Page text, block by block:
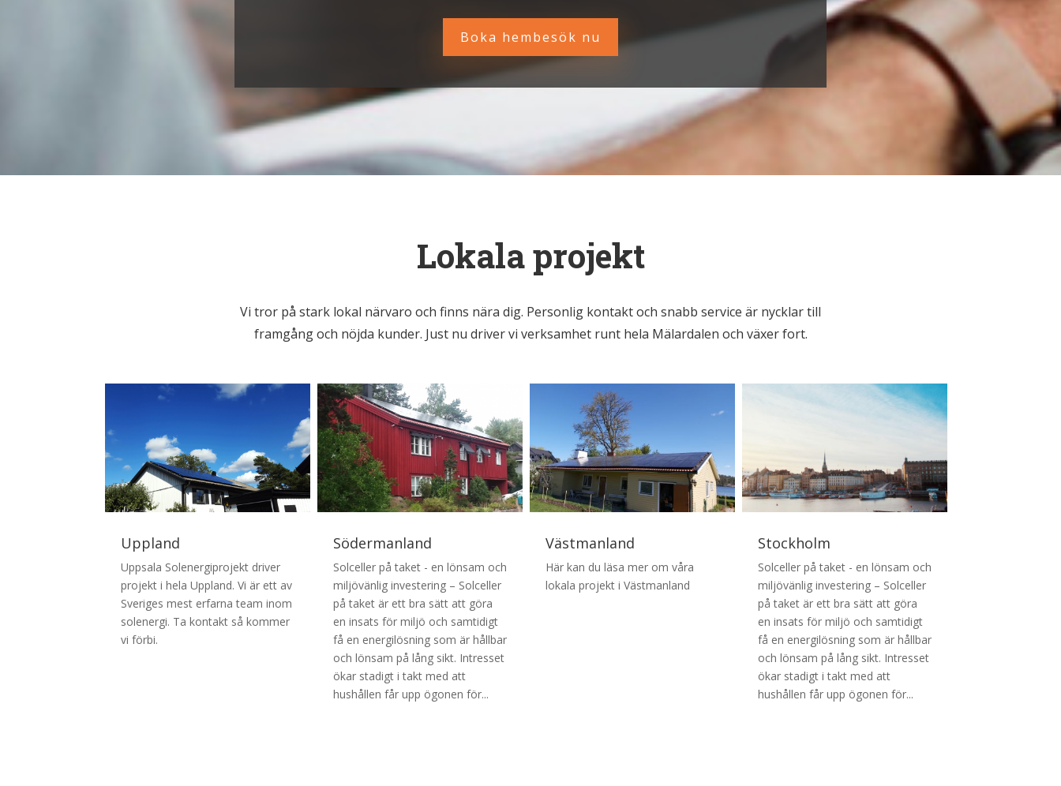
Boka hembesök nu
Lokala projekt
Vi tror på stark lokal närvaro och finns nära dig. Personlig kontakt och snabb service är nycklar till
framgång och nöjda kunder. Just nu driver vi verksamhet runt hela Mälardalen och växer fort.
Uppland
Uppsala Solenergiprojekt driver
projekt i hela Uppland. Vi är ett av
Sveriges mest erfarna team inom
solenergi. Ta kontakt så kommer
vi förbi.
Södermanland
Solceller på taket - en lönsam och
miljövänlig investering – Solceller
på taket är ett bra sätt att göra
en insats för miljö och samtidigt
få en energilösning som är hållbar
och lönsam på lång sikt. Intresset
ökar stadigt i takt med att
hushållen får upp ögonen för...
Västmanland
Här kan du läsa mer om våra
lokala projekt i Västmanland
Stockholm
Solceller på taket - en lönsam och
miljövänlig investering – Solceller
på taket är ett bra sätt att göra
en insats för miljö och samtidigt
få en energilösning som är hållbar
och lönsam på lång sikt. Intresset
ökar stadigt i takt med att
hushållen får upp ögonen för...